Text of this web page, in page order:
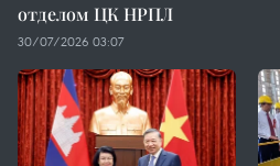
отделом ЦК НРПЛ
30/07/2026 03:07